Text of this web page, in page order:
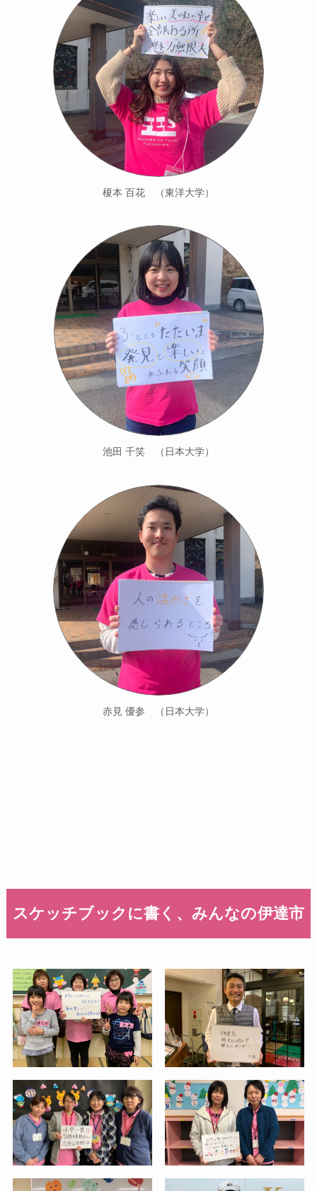
榎本 百花 （東洋大学）
池田 千笑 （日本大学）
赤見 優参 （日本大学）
スケッチブックに書く、みんなの伊達市